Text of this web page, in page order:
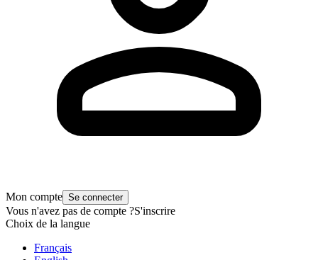
Mon compte Se connecter
Vous n'avez pas de compte ?S'inscrire
Choix de la langue
Français